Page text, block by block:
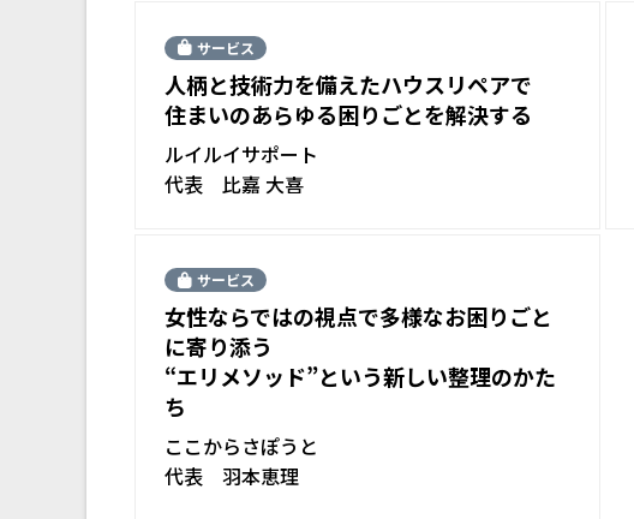
サービス
人柄と技術力を備えたハウスリペアで
住まいのあらゆる困りごとを解決する
ルイルイサポート
代表 比嘉 大喜
サービス
女性ならではの視点で多様なお困りごと
に寄り添う
“エリメソッド”という新しい整理のかた
ち
ここからさぽうと
代表 羽本恵理